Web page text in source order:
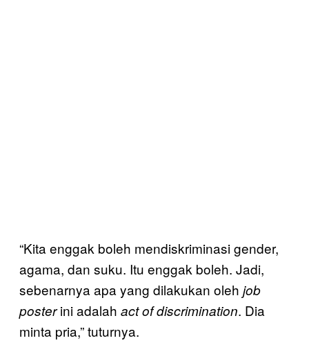
“Kita enggak boleh mendiskriminasi gender,
agama, dan suku. Itu enggak boleh. Jadi,
sebenarnya apa yang dilakukan oleh job
posterini adalah act of discrimination. Dia
minta pria,” tuturnya.